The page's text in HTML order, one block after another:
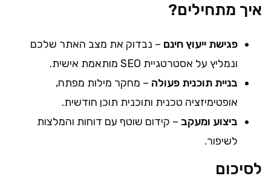
איך מתחילים?
פגישת ייעוץ חינם – נבדוק את מצב האתר שלכם
ונמליץ על אסטרטגיית SEO מותאמת אישית.
בניית תוכנית פעולה – מחקר מילות מפתח,
אופטימיזציה טכנית ותוכנית תוכן חודשית.
ביצוע ומעקב – קידום שוטף עם דוחות והמלצות
לשיפור.
לסיכום